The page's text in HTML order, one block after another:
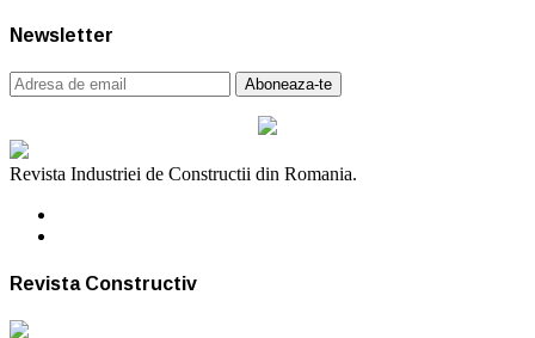
Newsletter
Revista Industriei de Constructii din Romania.
Revista Constructiv